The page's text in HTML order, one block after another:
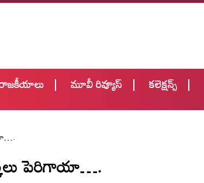
మూవీ రివ్యూస్ కలెక్షన్స్
పెరిగాయా….